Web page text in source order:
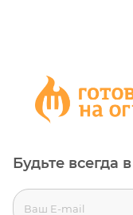
Будьте всегда